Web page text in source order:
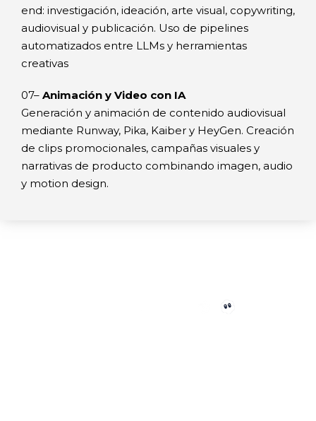
end: investigación, ideación, arte visual, copywriting,
audiovisual y publicación. Uso de pipelines
automatizados entre LLMs y herramientas
creativas
07– Animación y Video con IA
Generación y animación de contenido audiovisual
mediante Runway, Pika, Kaiber y HeyGen. Creación
de clips promocionales, campañas visuales y
narrativas de producto combinando imagen, audio
y motion design.